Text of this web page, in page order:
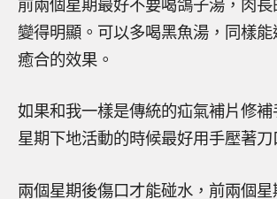
前兩個星期最好不要喝鴿子湯，肉
變得明顯。可以多喝黑魚湯，同樣能
癒合的效果。
如果和我一樣是傳統的疝氣補片修補
星期下地活動的時候最好用手壓著刀
兩個星期後傷口才能碰水，前兩個